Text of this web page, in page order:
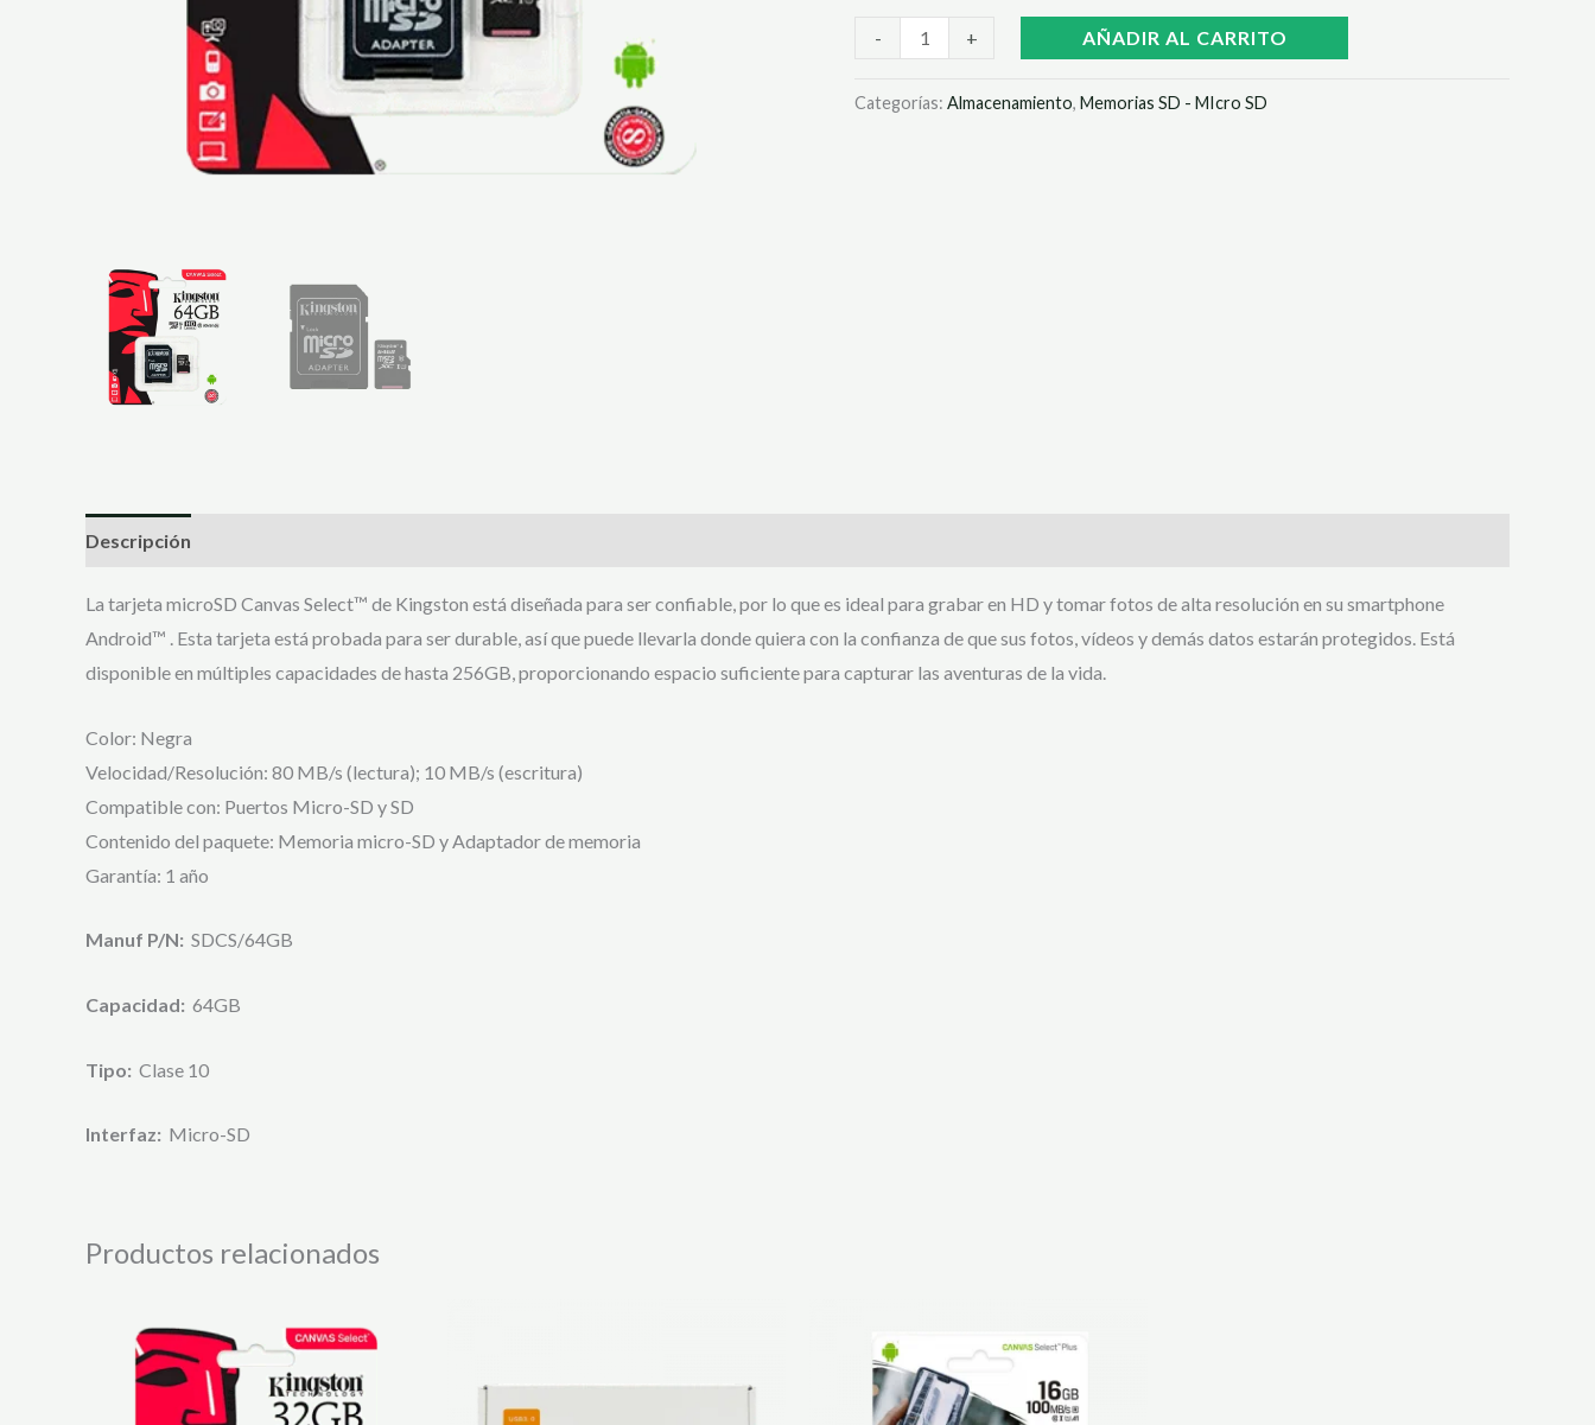
- + AÑADIR AL CARRITO
Categorías: Almacenamiento, Memorias SD - MIcro SD
Descripción
La tarjeta microSD Canvas Select™ de Kingston está diseñada para ser confiable, por lo que es ideal para grabar en HD y tomar fotos de alta resolución en su smartphone
Android™ . Esta tarjeta está probada para ser durable, así que puede llevarla donde quiera con la confianza de que sus fotos, vídeos y demás datos estarán protegidos. Está
disponible en múltiples capacidades de hasta 256GB, proporcionando espacio suficiente para capturar las aventuras de la vida.
Color: Negra
Velocidad/Resolución: 80 MB/s (lectura); 10 MB/s (escritura)
Compatible con: Puertos Micro-SD y SD
Contenido del paquete: Memoria micro-SD y Adaptador de memoria
Garantía: 1 año
Manuf P/N: SDCS/64GB
Capacidad: 64GB
Tipo: Clase 10
Interfaz: Micro-SD
Productos relacionados